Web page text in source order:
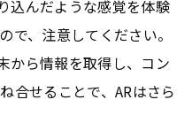
込んだような感覚を体験
で、注意してください。
から情報を取得し、コン
合せることで、ARはさら